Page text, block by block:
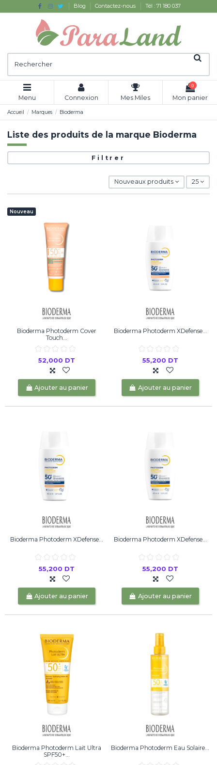
Blog Contactez-nous Tél : 71 180 037
Menu Connexion Mes Miles
0
Mon panier
Accueil Marques Bioderma
Liste des produits de la marque Bioderma
Filtrer
Nouveaux produits 25
Nouveau
Bioderma Photoderm Cover
Touch...
52,000 DT
Ajouter au panier
Bioderma Photoderm XDefense...
55,200 DT
Ajouter au panier
Bioderma Photoderm XDefense...
55,200 DT
Ajouter au panier
Bioderma Photoderm XDefense...
55,200 DT
Ajouter au panier
Bioderma Photoderm Lait Ultra
SPF50+...
Bioderma Photoderm Eau Solaire...